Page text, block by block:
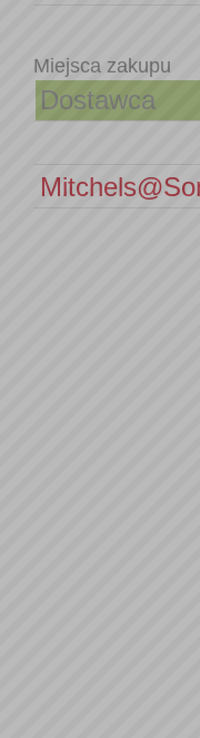
Miejsca zakupu
Dostawca